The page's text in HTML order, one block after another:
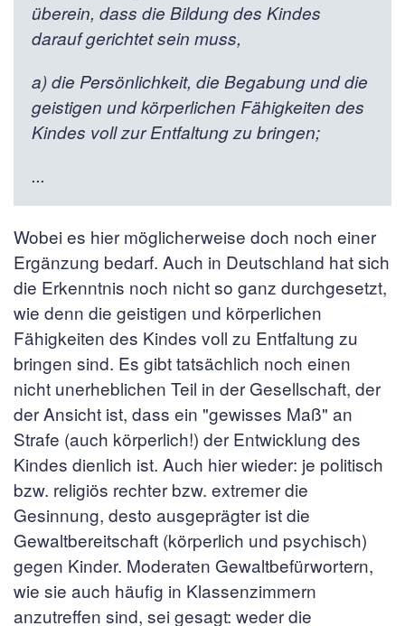
überein, dass die Bildung des Kindes
darauf gerichtet sein muss,
a) die Persönlichkeit, die Begabung und die
geistigen und körperlichen Fähigkeiten des
Kindes voll zur Entfaltung zu bringen;
...
Wobei es hier möglicherweise doch noch einer
Ergänzung bedarf. Auch in Deutschland hat sich
die Erkenntnis noch nicht so ganz durchgesetzt,
wie denn die geistigen und körperlichen
Fähigkeiten des Kindes voll zu Entfaltung zu
bringen sind. Es gibt tatsächlich noch einen
nicht unerheblichen Teil in der Gesellschaft, der
der Ansicht ist, dass ein "gewisses Maß" an
Strafe (auch körperlich!) der Entwicklung des
Kindes dienlich ist. Auch hier wieder: je politisch
bzw. religiös rechter bzw. extremer die
Gesinnung, desto ausgeprägter ist die
Gewaltbereitschaft (körperlich und psychisch)
gegen Kinder. Moderaten Gewaltbefürwortern,
wie sie auch häufig in Klassenzimmern
anzutreffen sind, sei gesagt: weder die